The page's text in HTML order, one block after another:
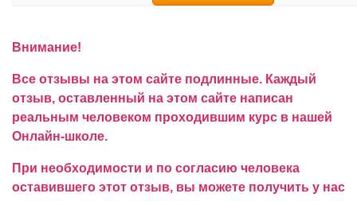
Внимание!
Все отзывы на этом сайте подлинные. Каждый
отзыв, оставленный на этом сайте написан
реальным человеком проходившим курс в нашей
Онлайн-школе.
При необходимости и по согласию человека
оставившего этот отзыв, вы можете получить у нас